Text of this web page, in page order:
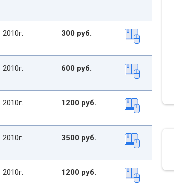
2010г. 300 руб.
2010г. 600 руб.
2010г. 1200 руб.
2010г. 3500 руб.
2010г. 1200 руб.